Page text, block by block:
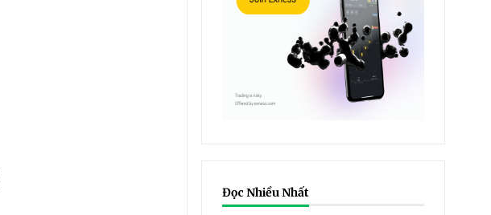
Đọc Nhiều Nhất